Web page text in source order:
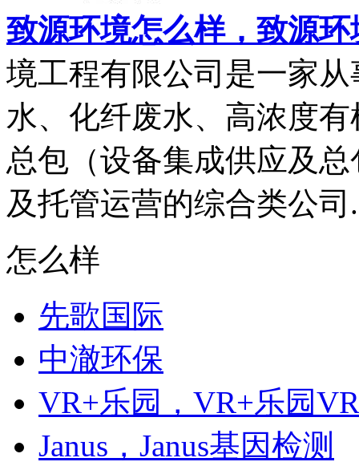
致源环境怎么样，致源
境工程有限公司是一家
水、化纤废水、高浓度
总包（设备集成供应及
及托管运营的综合类公司
怎么样
先歌国际
中澈环保
VR+乐园，VR+乐园
Janus，Janus基因检测